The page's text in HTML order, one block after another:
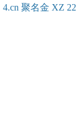
4.cn 聚名金 XZ 22